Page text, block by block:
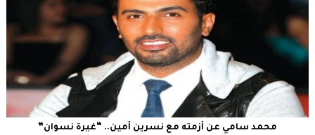
محمد سامي عن أزمته مع نسرين أمين.. “غيرة نسوان”